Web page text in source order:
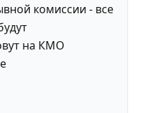
комиссии - все
на КМО